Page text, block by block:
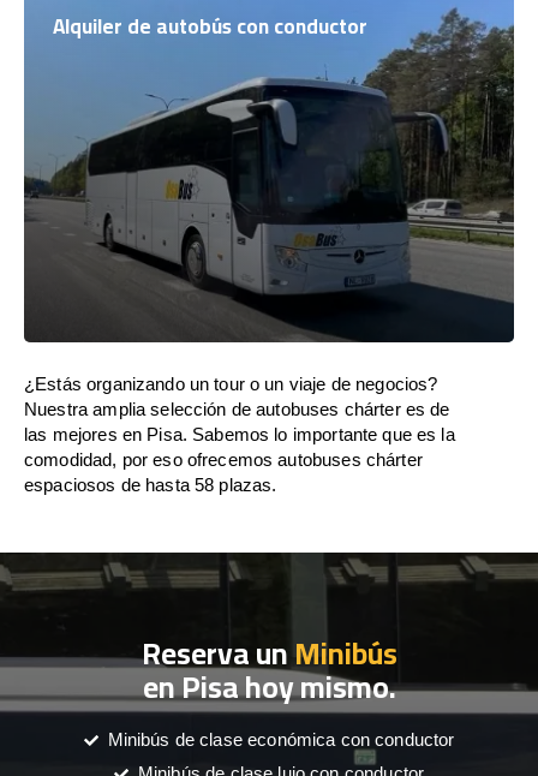
Alquiler de autobús con conductor
¿Estás organizando un tour o un viaje de negocios?
Nuestra amplia selección de autobuses chárter es de
las mejores en Pisa. Sabemos lo importante que es la
comodidad, por eso ofrecemos autobuses chárter
espaciosos de hasta 58 plazas.
Reserva unMinibús
en Pisa hoy mismo.
Minibús de clase económica con conductor